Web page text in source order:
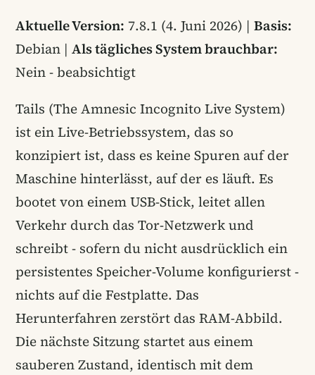
Aktuelle Version: 7.8.1 (4. Juni 2026) | Basis:
Debian | Als tägliches System brauchbar:
Nein - beabsichtigt
Tails (The Amnesic Incognito Live System)
ist ein Live-Betriebssystem, das so
konzipiert ist, dass es keine Spuren auf der
Maschine hinterlässt, auf der es läuft. Es
bootet von einem USB-Stick, leitet allen
Verkehr durch das Tor-Netzwerk und
schreibt - sofern du nicht ausdrücklich ein
persistentes Speicher-Volume konfigurierst -
nichts auf die Festplatte. Das
Herunterfahren zerstört das RAM-Abbild.
Die nächste Sitzung startet aus einem
sauberen Zustand, identisch mit dem